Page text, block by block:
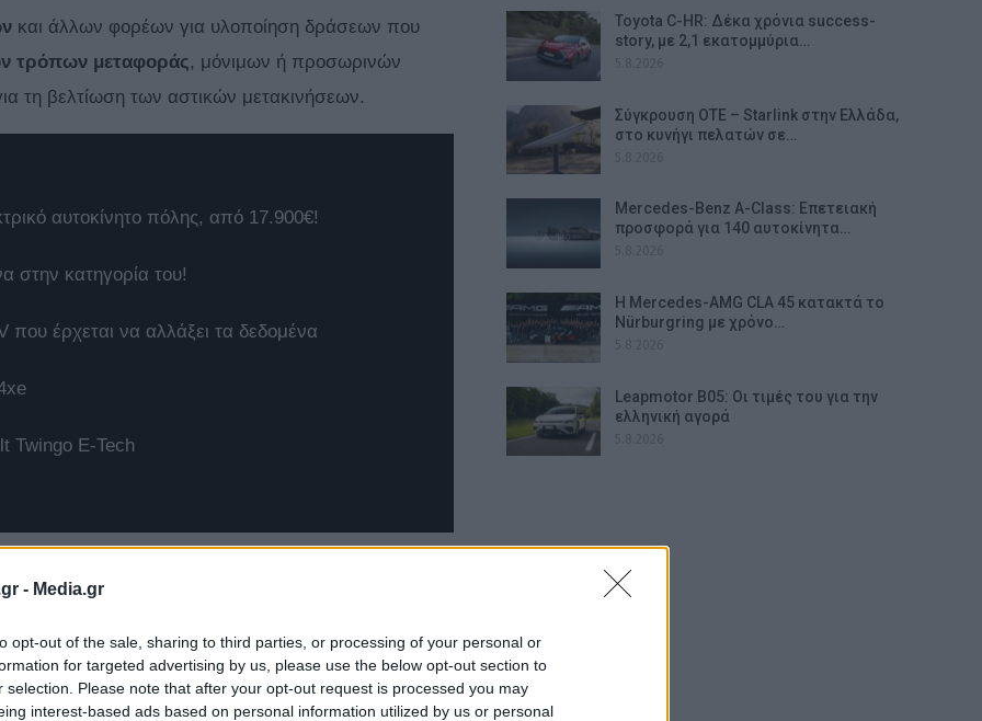
- Media.gr
opt-out of the sale, sharing to third parties, or processing of your personal or
for targeted advertising by us, please use the below opt-out section to
selection. Please note that after your opt-out request is processed you may
interest-based ads based on personal information utilized by us or personal
και άλλων φορέων για υλοποίηση δράσεων που
τρόπων μεταφοράς, μόνιμων ή προσωρινών
τη βελτίωση των αστικών μετακινήσεων.
αυτοκίνητο πόλης, από 17.900€!
στην κατηγορία του!
έρχεται να αλλάξει τα δεδομένα
Twingo E-Tech
Toyota C-HR: Δέκα χρόνια success-
story, με 2,1 εκατομμύρια…
Σύγκρουση ΟΤΕ – Starlink στην Ελλάδα,
στο κυνήγι πελατών σε…
Mercedes-Benz A-Class: Επετειακή
προσφορά για 140 αυτοκίνητα…
Η Mercedes-AMG CLA 45 κατακτά το
Nürburgring με χρόνο…
Leapmotor B05: Οι τιμές του για την
ελληνική αγορά